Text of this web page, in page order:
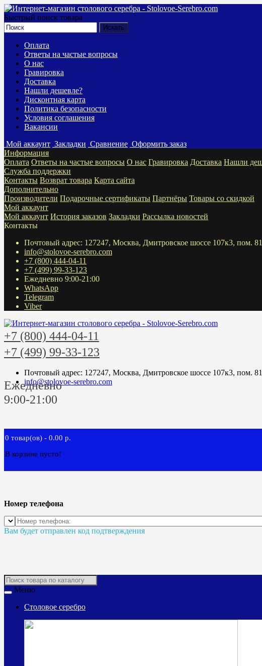
Быстрый поиск товара
Оплата
Ответы на частые вопросы
О нас
Гравировка
Доставка
Нашли дешевле?
Дисконтная карта
Политика безопасности
Условия соглашения
Вакансии
Мой аккаунт Закладки Сравнение Оформить заказ
Информация
Оплата Ответы на частые вопросы О нас Гравировка Доставка Нашли
Служба поддержки
Контакты Возврат товара Карта сайта
Дополнительно
Производители Подарочные сертификаты Партнёры Товары со скидкой
Мой аккаунт
Мой аккаунт История заказов Закладки Рассылка новостей
Контакты
Почтовый адрес: 127247, Москва, Дмитровское шоссе 107к3, пом.
info@stolovoe-serebro.com
+7 (800) 444-04-11
+7 (499) 99-33-123
Ежедневно 9:00-21:00
WhatsApp
Telegram
Viber
+7 (800) 444-04-11
+7 (499) 99-33-123
Почтовый адрес: 127247, Москва, Дмитровское шоссе 107к3, пом.
info@stolovoe-serebro.com
Ежедневно
9:00-21:00
0 товар(ов) - 0.00 р.
В корзине пусто!
Номер телефона
Вам будет отправлен код подтверждения
Меню
Столовое серебро